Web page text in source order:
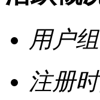
用户组
注册